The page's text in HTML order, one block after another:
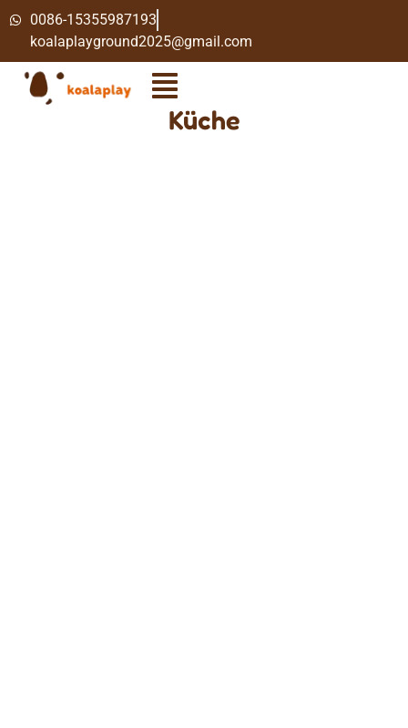
0086-15355987193
koalaplayground2025@gmail.com
Küche